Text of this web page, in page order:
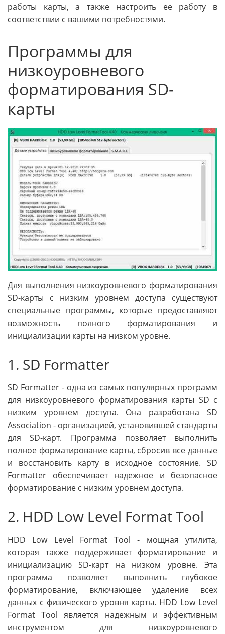
работы карты, а также настроить ее работу в
соответствии с вашими потребностями.
Программы для
низкоуровневого
форматирования SD-
карты
Для выполнения низкоуровневого форматирования
SD-карты с низким уровнем доступа существуют
специальные программы, которые предоставляют
возможность полного форматирования и
инициализации карты на низком уровне.
1. SD Formatter
SD Formatter - одна из самых популярных программ
для низкоуровневого форматирования карты SD с
низким уровнем доступа. Она разработана SD
Association - организацией, установившей стандарты
для SD-карт. Программа позволяет выполнить
полное форматирование карты, сбросив все данные
и восстановить карту в исходное состояние. SD
Formatter обеспечивает надежное и безопасное
форматирование с низким уровнем доступа.
2. HDD Low Level Format Tool
HDD Low Level Format Tool - мощная утилита,
которая также поддерживает форматирование и
инициализацию SD-карт на низком уровне. Эта
программа позволяет выполнить глубокое
форматирование, включающее удаление всех
данных с физического уровня карты. HDD Low Level
Format Tool является надежным и эффективным
инструментом для низкоуровневого